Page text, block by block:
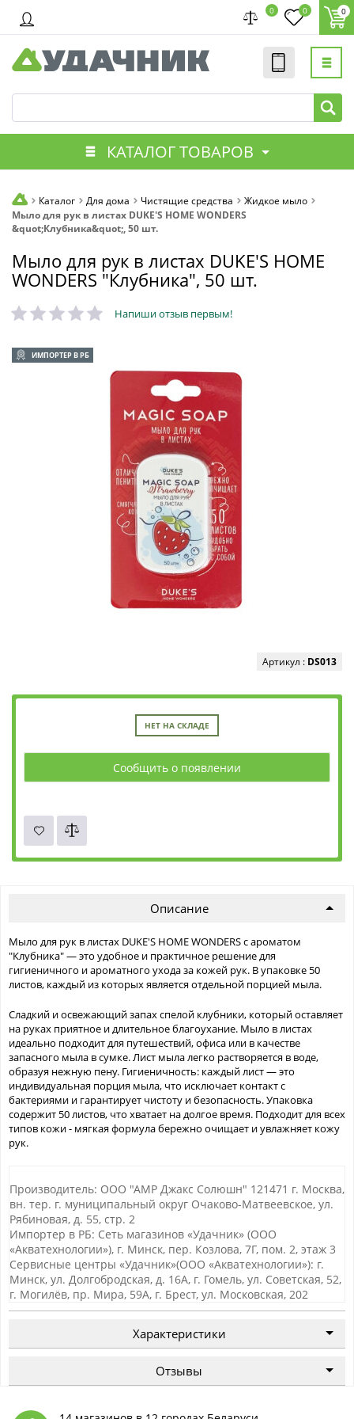
0 0 0
КАТАЛОГ ТОВАРОВ
Каталог Для дома Чистящие средства
Жидкое мыло
Мыло для рук в листах DUKE'S HOME WONDERS
&quot;Клубника&quot;, 50 шт.
Мыло для рук в листах DUKE'S HOME
WONDERS "Клубника", 50 шт.
Напиши отзыв первым!
ИМПОРТЕР В РБ
Артикул : DS013
НЕТ НА СКЛАДЕ
Сообщить о появлении
Описание
Мыло для рук в листах DUKE'S HOME WONDERS с ароматом
"Клубника" — это удобное и практичное решение для
гигиеничного и ароматного ухода за кожей рук. В упаковке 50
листов, каждый из которых является отдельной порцией мыла.
Сладкий и освежающий запах спелой клубники, который оставляет
на руках приятное и длительное благоухание. Мыло в листах
идеально подходит для путешествий, офиса или в качестве
запасного мыла в сумке. Лист мыла легко растворяется в воде,
образуя нежную пену. Гигиеничность: каждый лист — это
индивидуальная порция мыла, что исключает контакт с
бактериями и гарантирует чистоту и безопасность. Упаковка
содержит 50 листов, что хватает на долгое время. Подходит для всех
типов кожи - мягкая формула бережно очищает и увлажняет кожу
рук.
Производитель: ООО "АМР Джакс Солюшн" 121471 г. Москва,
вн. тер. г. муниципальный округ Очаково-Матвеевское, ул.
Рябиновая, д. 55, стр. 2
Импортер в РБ: Сеть магазинов «Удачник» (ООО
«Акватехнологии»), г. Минск, пер. Козлова, 7Г, пом. 2, этаж 3
Сервисные центры «Удачник»(ООО «Акватехнологии»): г.
Минск, ул. Долгобродская, д. 16А, г. Гомель, ул. Советская, 52,
г. Могилёв, пр. Мира, 59А, г. Брест, ул. Московская, 202
Характеристики
Отзывы